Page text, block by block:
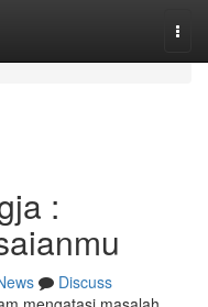
:
Discuss